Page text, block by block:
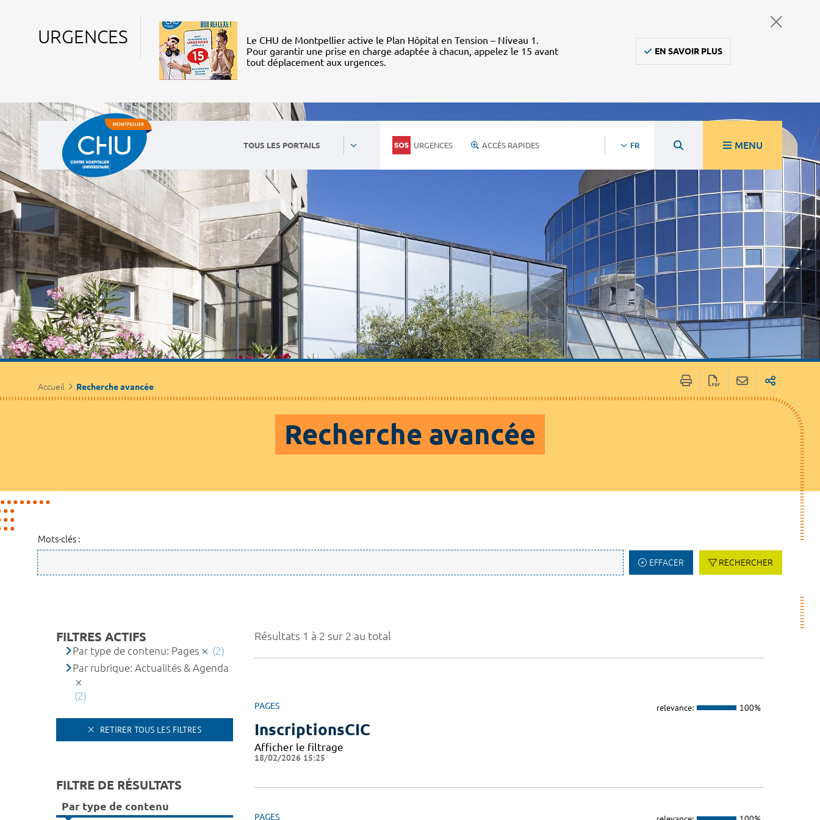
URGENCES
Le CHU de Montpellier active le Plan Hôpital en Tension – Niveau 1.
Pour garantir une prise en charge adaptée à chacun, appelez le 15 avant
tout déplacement aux urgences.
EN SAVOIR PLUS
TOUS LES PORTAILS URGENCES ACCÈS RAPIDES FR MENU
Accueil Recherche avancée
Recherche avancée
Mots-clés :
EFFACER RECHERCHER
Résultats 1 à 2 sur 2 au total
PAGES relevance: 100%
InscriptionsCIC
Afficher le filtrage
18/02/2026 15:25
PAGES
FILTRES ACTIFS
Par type de contenu: Pages
(2)
Par rubrique: Actualités & Agenda
(2)
RETIRER TOUS LES FILTRES
FILTRE DE RÉSULTATS
Par type de contenu